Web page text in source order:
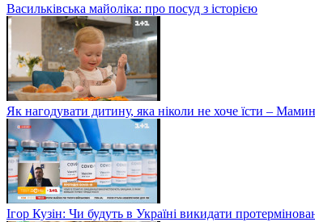
Васильківська майоліка: про посуд з історією
Як нагодувати дитину, яка ніколи не хоче їсти –
Ігор Кузін: Чи будуть в Україні викидати